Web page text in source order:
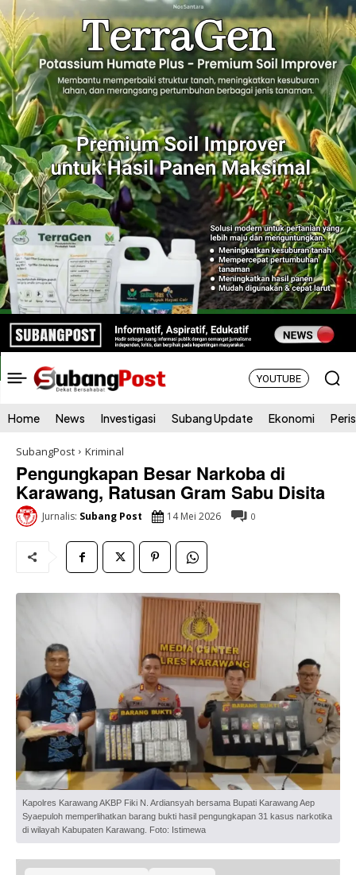
YOUTUBE
Home News Investigasi Subang Update Ekonomi
SubangPost Kriminal
Pengungkapan Besar Narkoba di
Karawang, Ratusan Gram Sabu Disita
Jurnalis: Subang Post 14 Mei 2026 0
Kapolres Karawang AKBP Fiki N. Ardiansyah bersama Bupati Karawang Aep
Syaepuloh memperlihatkan barang bukti hasil pengungkapan 31 kasus narkotika
di wilayah Kabupaten Karawang. Foto: Istimewa